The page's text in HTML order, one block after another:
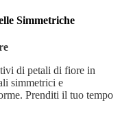
Simmetriche
di petali di fiore in
simmetrici e
Prenditi il tuo tempo